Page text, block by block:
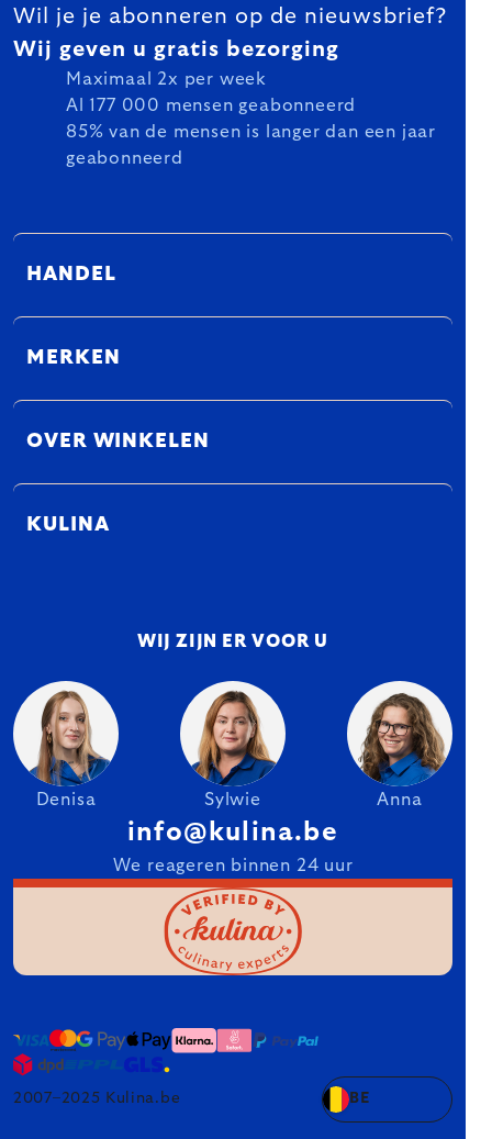
Wil je je abonneren op de nieuwsbrief?
Wij geven u gratis bezorging
Maximaal 2x per week
Al 177 000 mensen geabonneerd
85% van de mensen is langer dan een jaar
geabonneerd
HANDEL
MERKEN
OVER WINKELEN
KULINA
WIJ ZIJN ER VOOR U
Denisa Sylwie Anna
info@kulina.be
We reageren binnen 24 uur
2007–2025 Kulina.be BE